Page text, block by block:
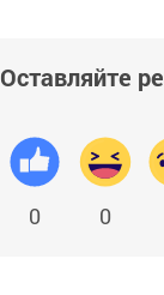
Оставляйте
0 0